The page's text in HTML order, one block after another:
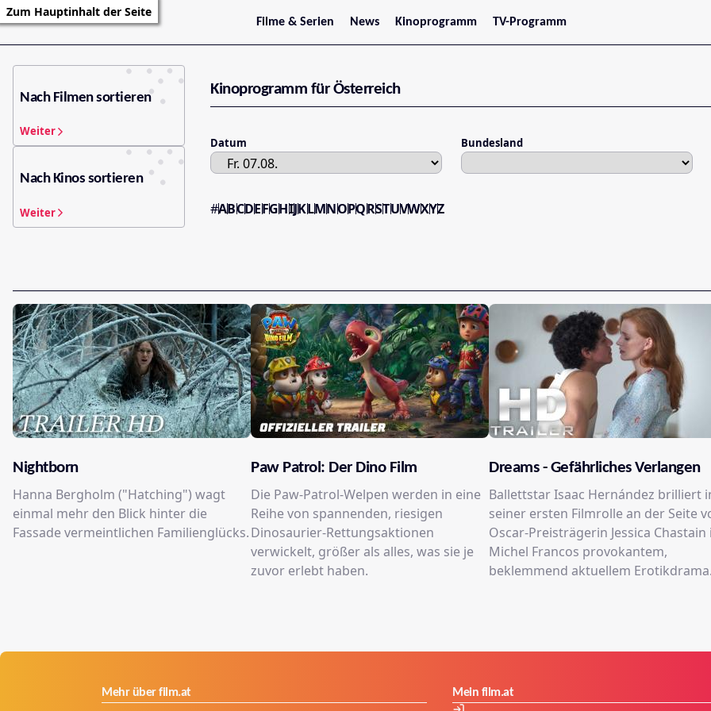
Zum Hauptinhalt der Seite
Filme & Serien
Trailer
Serienarchiv
News
Stars
Kinoprogramm
Jetzt im Kino
Oberösterreich
Kärnten
Salzburg
TV-Programm
Nach Filmen sortieren
Weiter
Nach Kinos sortieren
Weiter
Kinoprogramm für Österreich
Datum
Bundesland
#ABCDEFGHIJKLMNOPQRSTUVWXYZ
Nightborn
Hanna Bergholm ("Hatching") wagt
einmal mehr den Blick hinter die
Fassade vermeintlichen Familienglücks.
Paw Patrol: Der Dino Film
Die Paw-Patrol-Welpen werden in eine
Reihe von spannenden, riesigen
Dinosaurier-Rettungsaktionen
verwickelt, größer als alles, was sie je
zuvor erlebt haben.
Dreams - Gefährliches Verlangen
Ballettstar Isaac Hernández brilliert
seiner ersten Filmrolle an der Seite
Oscar-Preisträgerin Jessica Chastain
Michel Francos provokantem,
beklemmend aktuellem Erotikdrama.
Mehr über film.at Mein film.at